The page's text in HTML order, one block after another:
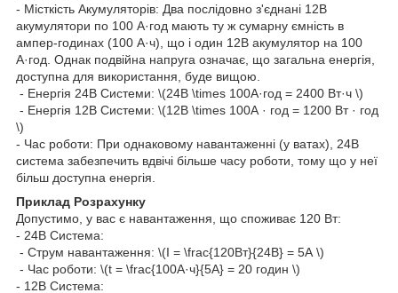
- Місткість Акумуляторів: Два послідовно з'єднані 12В
акумулятори по 100 А·год мають ту ж сумарну ємність в
ампер-годинах (100 А·ч), що і один 12В акумулятор на 100
А·год. Однак подвійна напруга означає, що загальна енергія,
доступна для використання, буде вищою.
- Енергія 24В Системи: \(24В \times 100А·год = 2400 Вт·ч \)
- Енергія 12В Системи: \(12В \times 100А · год = 1200 Вт · год
\)
- Час роботи: При однаковому навантаженні (у ватах), 24В
система забезпечить вдвічі більше часу роботи, тому що у неї
більш доступна енергія.
Приклад Розрахунку
Допустимо, у вас є навантаження, що споживає 120 Вт:
- 24В Система:
- Струм навантаження: \(I = \frac{120Вт}{24В} = 5А \)
- Час роботи: \(t = \frac{100А·ч}{5А} = 20 годин \)
- 12В Система: